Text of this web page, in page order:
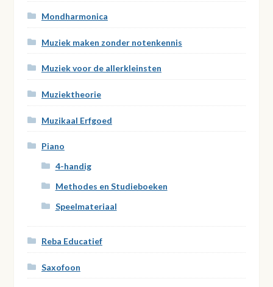
Mondharmonica
Muziek maken zonder notenkennis
Muziek voor de allerkleinsten
Muziektheorie
Muzikaal Erfgoed
Piano
4-handig
Methodes en Studieboeken
Speelmateriaal
Reba Educatief
Saxofoon